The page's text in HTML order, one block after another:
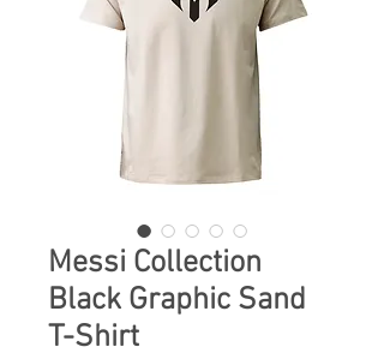
Messi Collection
Black Graphic Sand
T-Shirt